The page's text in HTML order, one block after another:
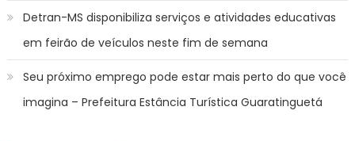
Detran-MS disponibiliza serviços e atividades educativas
em feirão de veículos neste fim de semana
Seu próximo emprego pode estar mais perto do que você
imagina – Prefeitura Estância Turística Guaratinguetá